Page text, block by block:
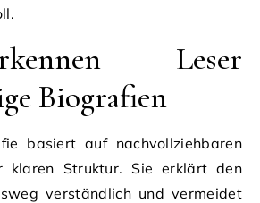
Leser
Biografien
basiert auf nachvollziehbaren
klaren Struktur. Sie erklärt den
verständlich und vermeidet